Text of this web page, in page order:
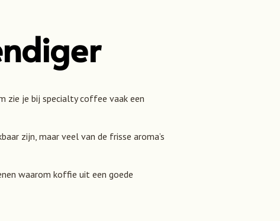
zie je bij specialty coffee vaak een
zijn, maar veel van de frisse aroma’s
waarom koffie uit een goede